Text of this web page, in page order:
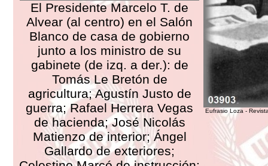
El Presidente Marcelo T. de
Alvear (al centro) en el Salón
Blanco de casa de gobierno
junto a los ministro de su
gabinete (de izq. a der.): de
Tomás Le Bretón de
agricultura; Agustín Justo de
guerra; Rafael Herrera Vegas
de hacienda; José Nicolás
Matienzo de interior; Ángel
Gallardo de exteriores;
Eufrasio Loza -